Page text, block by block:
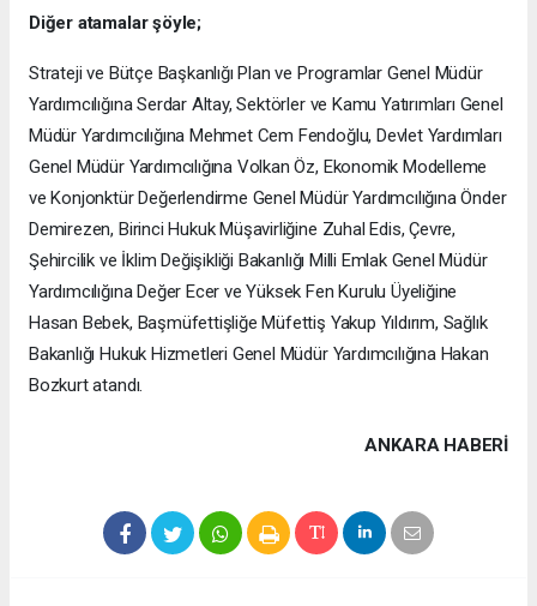
Diğer atamalar şöyle;
Strateji ve Bütçe Başkanlığı Plan ve Programlar Genel Müdür
Yardımcılığına Serdar Altay, Sektörler ve Kamu Yatırımları Genel
Müdür Yardımcılığına Mehmet Cem Fendoğlu, Devlet Yardımları
Genel Müdür Yardımcılığına Volkan Öz, Ekonomik Modelleme
ve Konjonktür Değerlendirme Genel Müdür Yardımcılığına Önder
Demirezen, Birinci Hukuk Müşavirliğine Zuhal Edis, Çevre,
Şehircilik ve İklim Değişikliği Bakanlığı Milli Emlak Genel Müdür
Yardımcılığına Değer Ecer ve Yüksek Fen Kurulu Üyeliğine
Hasan Bebek, Başmüfettişliğe Müfettiş Yakup Yıldırım, Sağlık
Bakanlığı Hukuk Hizmetleri Genel Müdür Yardımcılığına Hakan
Bozkurt atandı.
ANKARA HABERİ